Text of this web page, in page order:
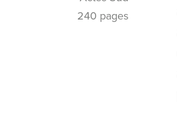
240 pages